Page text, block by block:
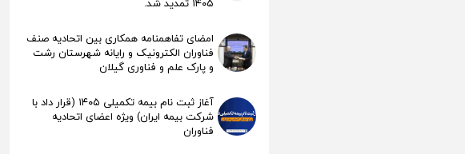
امضای تفاهمنامه همکاری بین اتحادیه صنف
فناوران الکترونیک و رایانه شهرستان رشت
و پارک علم و فناوری گیلان
آغاز ثبت نام بیمه تکمیلی ۱۴۰۵ (قرار داد با
شرکت بیمه ایران) ویژه اعضای اتحادیه
فناوران